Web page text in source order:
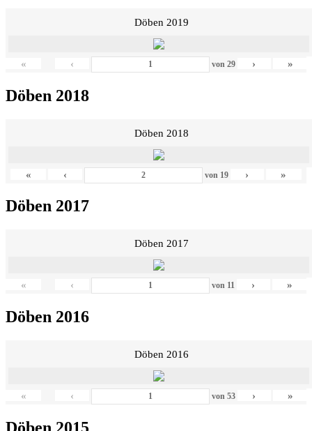
Döben 2019
« ‹ von 29 › »
Döben 2018
Döben 2018
« ‹ von 19 › »
Döben 2017
Döben 2017
« ‹ von 11 › »
Döben 2016
Döben 2016
« ‹ von 53 › »